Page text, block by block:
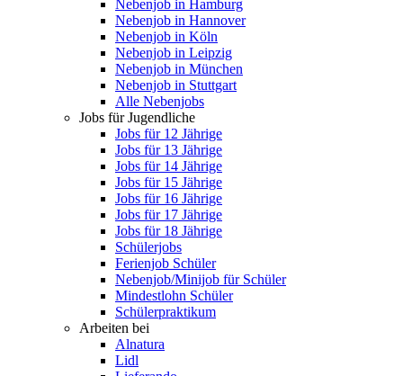
Nebenjob in Hamburg
Nebenjob in Hannover
Nebenjob in Köln
Nebenjob in Leipzig
Nebenjob in München
Nebenjob in Stuttgart
Alle Nebenjobs
Jobs für Jugendliche
Jobs für 12 Jährige
Jobs für 13 Jährige
Jobs für 14 Jährige
Jobs für 15 Jährige
Jobs für 16 Jährige
Jobs für 17 Jährige
Jobs für 18 Jährige
Schülerjobs
Ferienjob Schüler
Nebenjob/Minijob für Schüler
Mindestlohn Schüler
Schülerpraktikum
Arbeiten bei
Alnatura
Lidl